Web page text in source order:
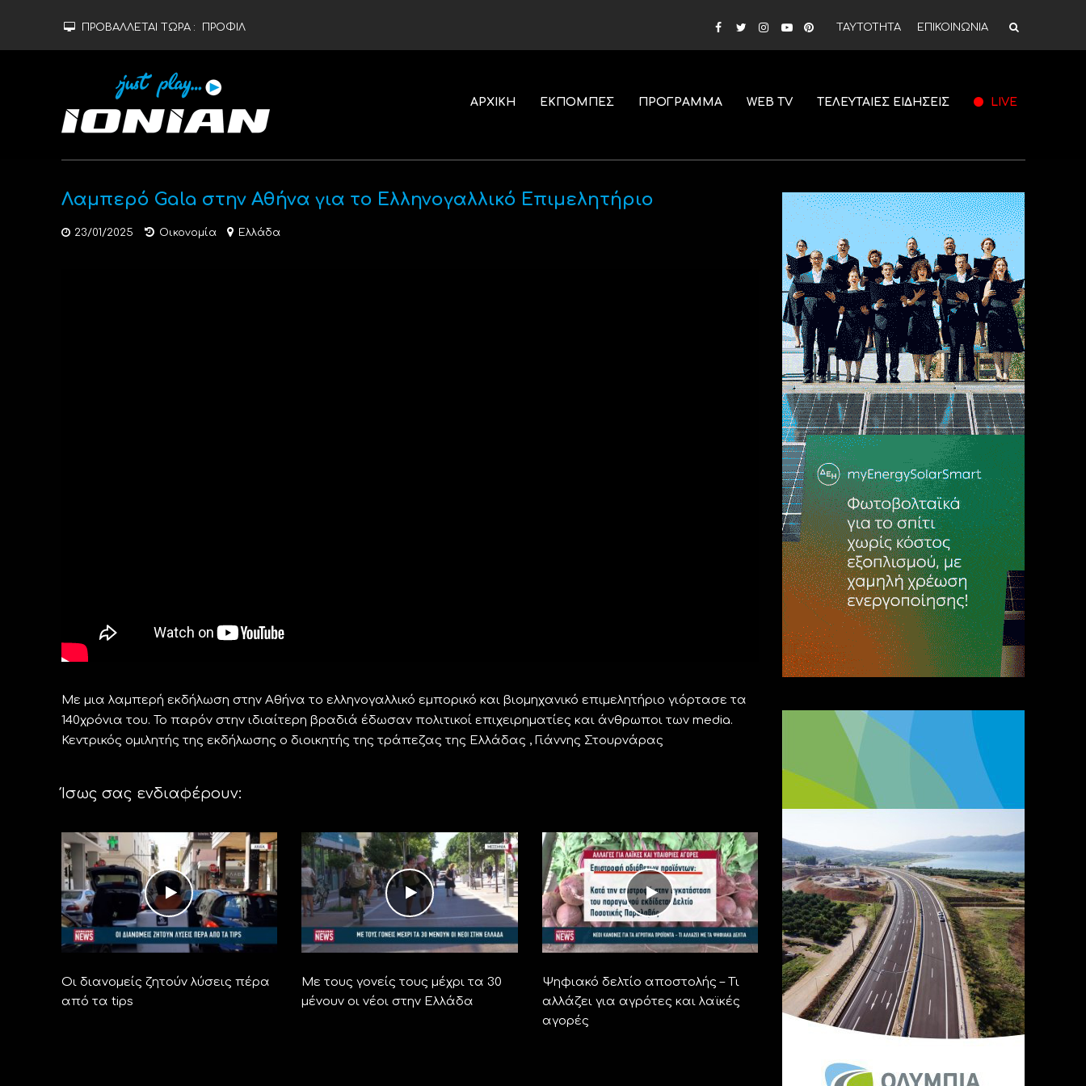
ΠΡΟΒΑΛΛΕΤΑΙ ΤΩΡΑ : ΠΡΟΦΙΛ ΤΑΥΤΟΤΗΤΑ ΕΠΙΚΟΙΝΩΝΙΑ
ΑΡΧΙΚΗ ΕΚΠΟΜΠΕΣ ΠΡΟΓΡΑΜΜΑ WEB TV ΤΕΛΕΥΤΑΙΕΣ ΕΙΔΗΣΕΙΣ LIVE
Λαμπερό Gala στην Αθήνα για το Ελληνογαλλικό Eπιμελητήριο
23/01/2025 Οικονομία Ελλάδα
Με μια λαμπερή εκδήλωση στην Αθήνα το ελληνογαλλικό εμπορικό και βιομηχανικό επιμελητήριο γιόρτασε τα
140χρόνια του. Το παρόν στην ιδιαίτερη βραδιά έδωσαν πολιτικοί επιχειρηματίες και άνθρωποι των media.
Κεντρικός ομιλητής της εκδήλωσης ο διοικητής της τράπεζας της Ελλάδας , Γιάννης Στουρνάρας
Ίσως σας ενδιαφέρουν:
Οι διανομείς ζητούν λύσεις πέρα
από τα tips
Με τους γονείς τους μέχρι τα 30
μένουν οι νέοι στην Ελλάδα
Ψηφιακό δελτίο αποστολής – Τι
αλλάζει για αγρότες και λαϊκές
αγορές